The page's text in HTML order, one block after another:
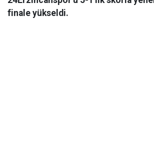
finale yükseldi.